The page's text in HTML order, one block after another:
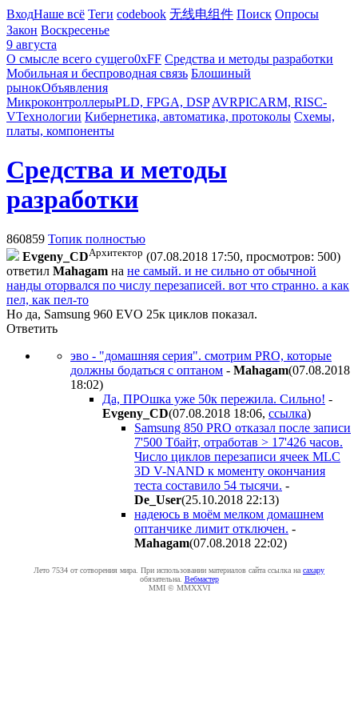
ВходНаше всё Теги codebook 无线电组件 Поиск Опросы
Закон Воскресенье
9 августа
О смысле всего сущего0xFF Средства и методы разработки
Мобильная и беспроводная связь Блошиный
рынокОбъявления
МикроконтроллерыPLD, FPGA, DSP AVRPICARM, RISC-
VТехнологии Кибернетика, автоматика, протоколы Схемы,
платы, компоненты
Средства и методы
разработки
860859 Топик полностью
Evgeny_CDАрхитектор (07.08.2018 17:50, просмотров: 500)
ответил Mahagam на не самый. и не сильно от обычной
нанды оторвался по числу перезаписей. вот что странно. а как
пел, как пел-то
Но да, Samsung 960 EVO 25к циклов показал.
Ответить
эво - "домашняя серия". смотрим PRO, которые
должны бодаться с оптаном - Mahagam(07.08.2018
18:02)
Да, ПРОшка уже 50к пережила. Сильно! -
Evgeny_CD(07.08.2018 18:06, ссылка)
Samsung 850 PRO отказал после записи
7'500 Тбайт, отработав > 17'426 часов.
Число циклов перезаписи ячеек MLC
3D V-NAND к моменту окончания
теста составило 54 тысячи. -
De_User(25.10.2018 22:13)
надеюсь в моём мелком домашнем
оптанчике лимит отключен. -
Mahagam(07.08.2018 22:02)
Лето 7534 от сотворения мира. При использовании материалов сайта ссылка на caxapу
обязательна. Вебмастер
MMI © MMXXVI